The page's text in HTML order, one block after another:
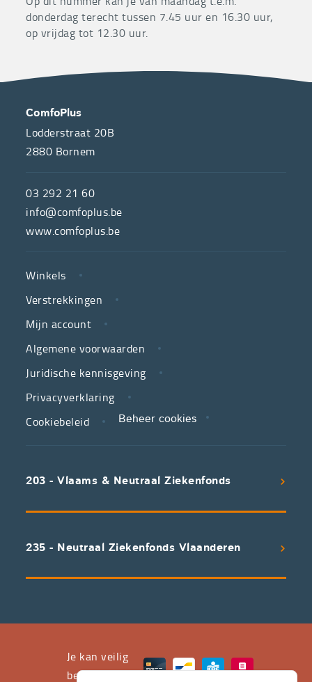
donderdag terecht tussen 7.45 uur en 16.30 uur,
op vrijdag tot 12.30 uur.
OVER
ONS
de
hulpmiddelenwinkel
van
neutrale
ziekenfondsen,
is
partner
in
zorg.
We
voorwaarden
uitstekend
waarvan
CONTACT
ComfoPlus
Lodderstraat 20B
2880 Bornem
03 292 21 60
info@comfoplus.be
www.comfoplus.be
LINKS
Winkels
Verstrekkingen
Mijn account
Algemene voorwaarden
Juridische kennisgeving
Privacyverklaring
Cookiebeleid
Beheer cookies
203 - Vlaams & Neutraal Ziekenfonds
235 - Neutraal Ziekenfonds Vlaanderen
Je kan veilig
betalen met